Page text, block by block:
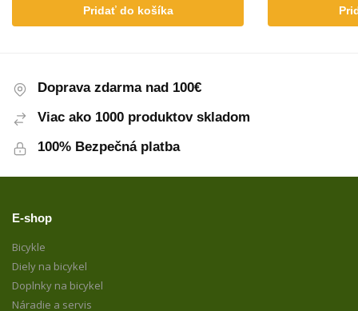
Pridať do košíka
Doprava zdarma nad 100€
Viac ako 1000 produktov skladom
100% Bezpečná platba
E-shop
Bicykle
Diely na bicykel
Doplnky na bicykel
Náradie a servis